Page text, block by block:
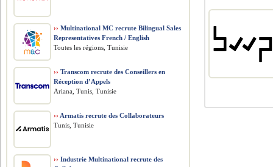
›› Multinational MC recrute Bilingual Sales
Representatives French / English
Toutes les régions, Tunisie
›› Transcom recrute des Conseillers en
Réception d’Appels
Ariana, Tunis, Tunisie
›› Armatis recrute des Collaborateurs
Tunis, Tunisie
›› Industrie Multinational recrute des